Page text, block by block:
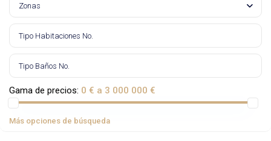
Zonas
Gama de precios: 0 € a 3 000 000 €
Más opciones de búsqueda